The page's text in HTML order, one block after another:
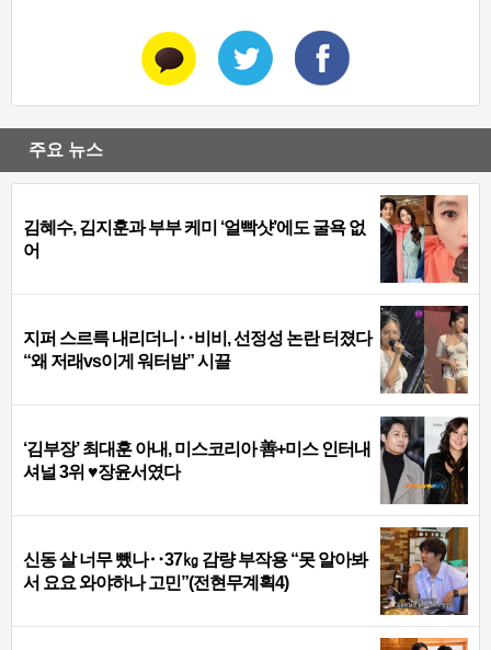
주요 뉴스
김혜수, 김지훈과 부부 케미 ‘얼빡샷’에도 굴욕 없
어
지퍼 스르륵 내리더니‥비비, 선정성 논란 터졌다
“왜 저래vs이게 워터밤” 시끌
‘김부장’ 최대훈 아내, 미스코리아 善+미스 인터내
셔널 3위 ♥장윤서였다
신동 살 너무 뺐나‥37㎏ 감량 부작용 “못 알아봐
서 요요 와야하나 고민”(전현무계획4)